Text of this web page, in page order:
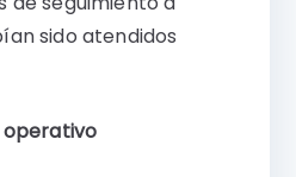
sido atendidos
operativo